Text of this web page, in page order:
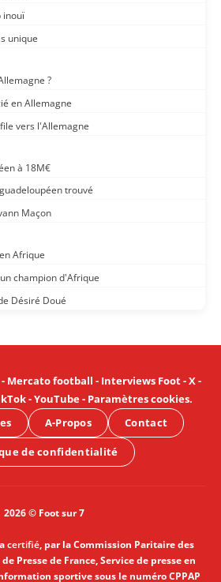
inouï
unique
?
en Allemagne
vers l'Allemagne
à 18M€
trouvé
Maçon
Afrique
champion d'Afrique
Désiré Doué
- Mercato football - Interviews Foot-X-
-YouTube- Paramètres cookies.
A-Propos Contact
de confidentialité
2026 © Foot sur 7
certifié, par la Commission Paritaire des
Presse de France, Service de presse en
sportive sous le numéro CPPAP